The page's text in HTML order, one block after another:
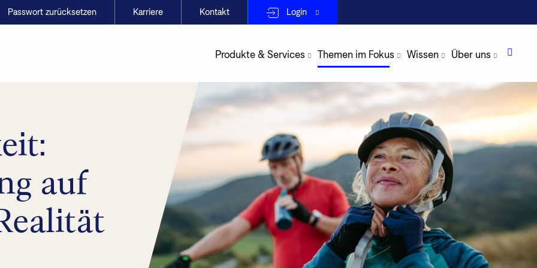
Passwort zurücksetzen Karriere Kontakt Login
Produkte & Services Themen im Fokus Wissen Über uns
auf